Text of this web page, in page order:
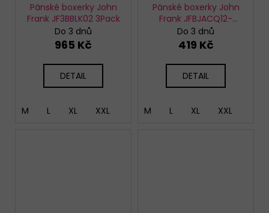
Pánské boxerky John
Frank JF3BBLK02 3Pack
Do 3 dnů
965 Kč
DETAIL
M L XL XXL
Pánské boxerky John
Frank JFBJACQ12-
TEDDY
Do 3 dnů
419 Kč
DETAIL
M L XL XXL